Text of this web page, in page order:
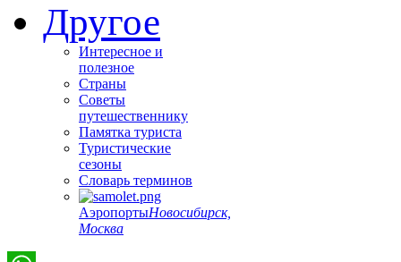
Другое
Интересное и
полезное
Страны
Советы
путешественнику
Памятка туриста
Туристические
сезоны
Словарь терминов
АэропортыНовосибирск,
Москва